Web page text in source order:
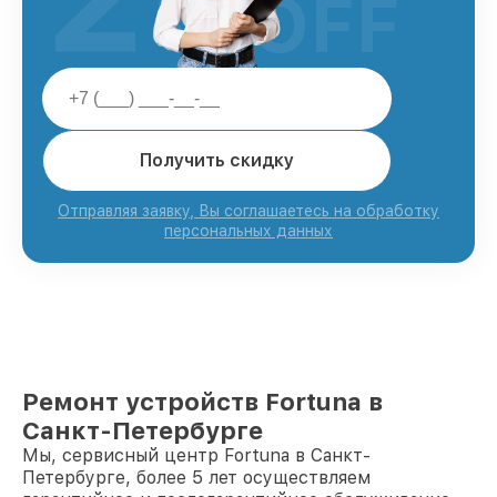
Получить скидку
Отправляя заявку, Вы соглашаетесь на обработку
персональных данных
OFF
Ремонт устройств Fortuna в
Санкт-Петербурге
Мы, сервисный центр Fortuna в Санкт-
Петербурге, более 5 лет осуществляем